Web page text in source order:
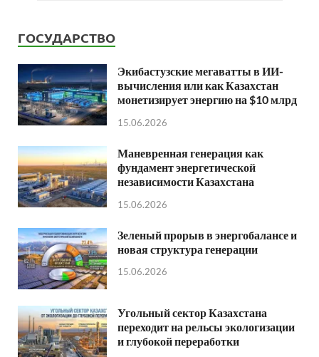
ГОСУДАРСТВО
Экибастузские мегаватты в ИИ-
вычисления или как Казахстан
монетизирует энергию на $10 млрд
15.06.2026
Маневренная генерация как
фундамент энергетической
независимости Казахстана
15.06.2026
Зеленый прорыв в энергобалансе и
новая структура генерации
15.06.2026
Угольный сектор Казахстана
переходит на рельсы экологизации
и глубокой переработки